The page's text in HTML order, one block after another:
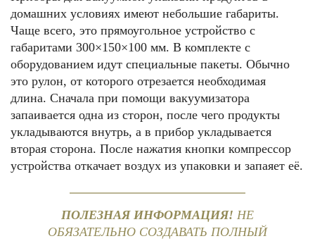
домашних условиях имеют небольшие габариты.
Чаще всего, это прямоугольное устройство с
габаритами 300×150×100 мм. В комплекте с
оборудованием идут специальные пакеты. Обычно
это рулон, от которого отрезается необходимая
длина. Сначала при помощи вакуумизатора
запаивается одна из сторон, после чего продукты
укладываются внутрь, а в прибор укладывается
вторая сторона. После нажатия кнопки компрессор
устройства откачает воздух из упаковки и запаяет её.
ПОЛЕЗНАЯ ИНФОРМАЦИЯ! НЕ
ОБЯЗАТЕЛЬНО СОЗДАВАТЬ ПОЛНЫЙ